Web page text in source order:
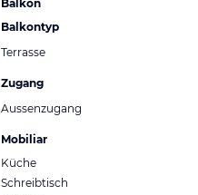
Balkon
Balkontyp
Terrasse
Zugang
Aussenzugang
Mobiliar
Küche
Schreibtisch